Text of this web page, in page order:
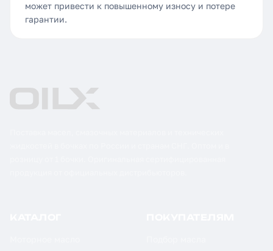
может привести к повышенному износу и потере
гарантии.